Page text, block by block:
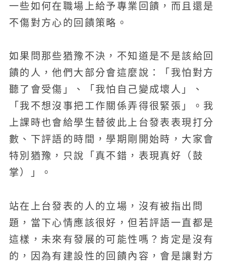
一些如何在職場上給予專業回饋，而且還是
不傷對方心的回饋策略。
如果問那些猶豫不決，不知道是不是該給回
饋的人，他們大部分會這麼說：「我怕對方
聽了會受傷」、「我怕自己變成壞人」、
「我不想沒事把工作關係弄得很緊張」。我
上課時也會給學生替彼此上台發表表現打分
數、下評語的時間，學期剛開始時，大家會
特別猶豫，只說「真不錯，表現真好（鼓
掌）」。
站在上台發表的人的立場，沒有被指出問
題，當下心情應該很好，但若評語一直都是
這樣，未來有發展的可能性嗎？肯定是沒有
的，因為有建設性的回饋內容，會是讓對方